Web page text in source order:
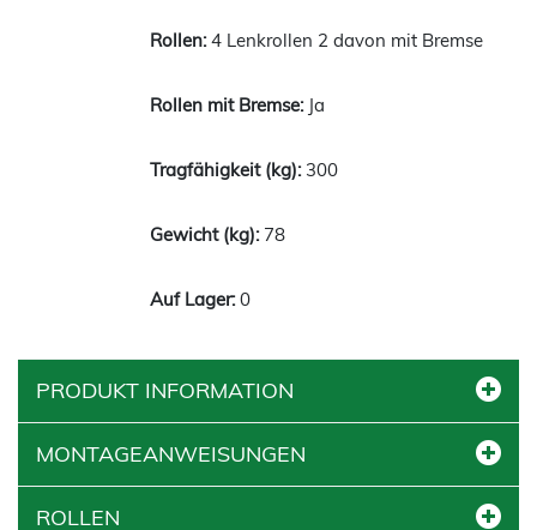
4 Lenkrollen 2 davon mit Bremse
Ja
300
78
0
PRODUKT INFORMATION
MONTAGEANWEISUNGEN
ROLLEN